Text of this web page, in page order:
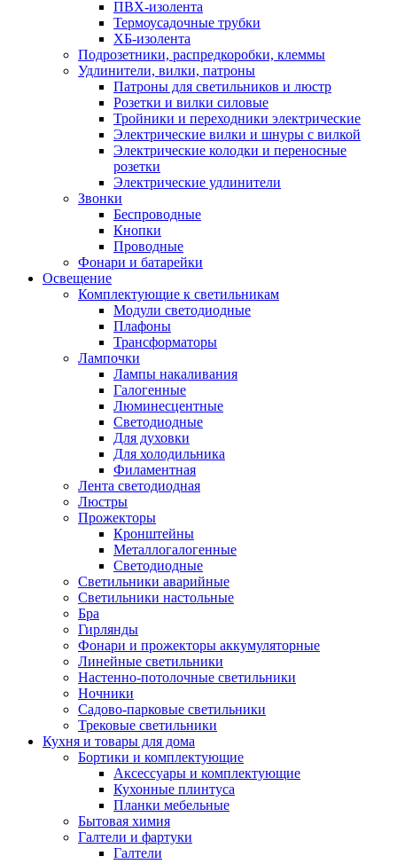
ПВХ-изолента
Термоусадочные трубки
ХБ-изолента
Подрозетники, распредкоробки, клеммы
Удлинители, вилки, патроны
Патроны для светильников и люстр
Розетки и вилки силовые
Тройники и переходники электрические
Электрические вилки и шнуры с вилкой
Электрические колодки и переносные
розетки
Электрические удлинители
Звонки
Беспроводные
Кнопки
Проводные
Фонари и батарейки
Освещение
Комплектующие к светильникам
Модули светодиодные
Плафоны
Трансформаторы
Лампочки
Лампы накаливания
Галогенные
Люминесцентные
Светодиодные
Для духовки
Для холодильника
Филаментная
Лента светодиодная
Люстры
Прожекторы
Кронштейны
Металлогалогенные
Светодиодные
Светильники аварийные
Светильники настольные
Бра
Гирлянды
Фонари и прожекторы аккумуляторные
Линейные светильники
Настенно-потолочные светильники
Ночники
Садово-парковые светильники
Трековые светильники
Кухня и товары для дома
Бортики и комплектующие
Аксессуары и комплектующие
Кухонные плинтуса
Планки мебельные
Бытовая химия
Галтели и фартуки
Галтели